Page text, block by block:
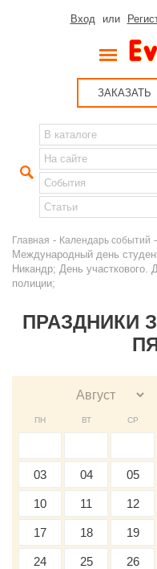
Вход или
ЗАКАЗАТЬ
Главная - Календарь событий
Международный день
Никандр; День участкового.
полиции;
ПРАЗДНИКИ
ПН ВТ СР
03 04 05
10 11 12
17 18 19
24 25 26